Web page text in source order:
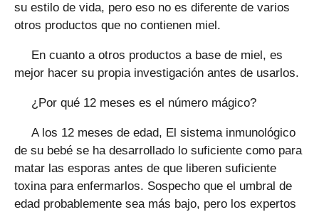
su estilo de vida, pero eso no es diferente de varios
otros productos que no contienen miel.
En cuanto a otros productos a base de miel, es
mejor hacer su propia investigación antes de usarlos.
¿Por qué 12 meses es el número mágico?
A los 12 meses de edad, El sistema inmunológico
de su bebé se ha desarrollado lo suficiente como para
matar las esporas antes de que liberen suficiente
toxina para enfermarlos. Sospecho que el umbral de
edad probablemente sea más bajo, pero los expertos